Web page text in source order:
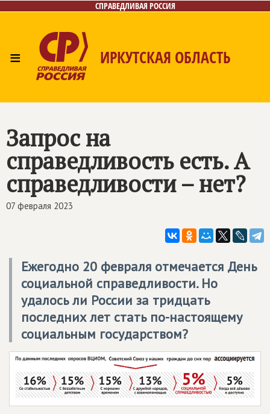
СПРАВЕДЛИВАЯ РОССИЯ
≡ ИРКУТСКАЯ ОБЛАСТЬ
Запрос на
справедливость есть. А
справедливости – нет?
07 февраля 2023
Ежегодно 20 февраля отмечается День
социальной справедливости. Но
удалось ли России за тридцать
последних лет стать по-настоящему
социальным государством?